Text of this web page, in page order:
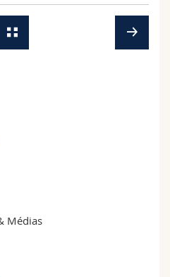
Médias